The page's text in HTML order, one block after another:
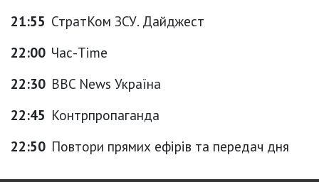
21:55 СтратКом ЗСУ. Дайджест
22:00 Час-Time
22:30 BBC News Україна
22:45 Контрпропаганда
22:50 Повтори прямих ефірів та передач дня